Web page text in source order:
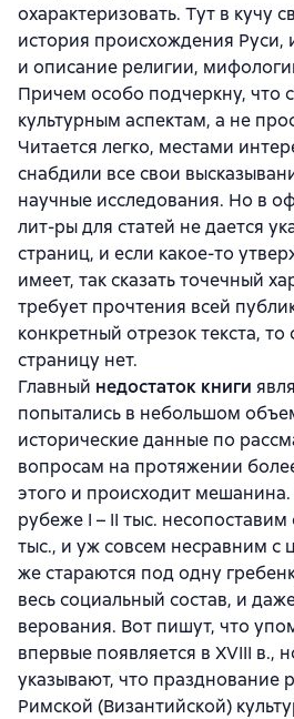
охарактеризовать. Тут в кучу
история происхождения Руси,
и описание религии,
Причем особо подчеркну, что
культурным аспектам, а не
Читается легко, местами
снабдили все свои
научные исследования. Но в
лит-ры для статей не дается
страниц, и если какое-то
имеет, так сказать точечный
требует прочтения всей
конкретный отрезок текста,
страницу нет.
Главный недостаток книги
попытались в небольшом
исторические данные по
вопросам на протяжении
этого и происходит мешанина.
рубеже I – II тыс.
тыс., и уж совсем несравним с
же стараются под одну
весь социальный состав, и
верования. Вот пишут, что
впервые появляется в XVIII в.,
указывают, что празднование
Римской (Византийской)